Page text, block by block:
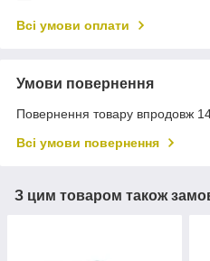
Всі умови оплати
Умови повернення
Повернення товару впродовж
Всі умови повернення
З цим товаром також